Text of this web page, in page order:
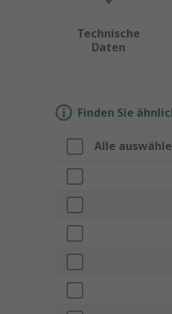
Technische
Daten
Finden Sie
Alle